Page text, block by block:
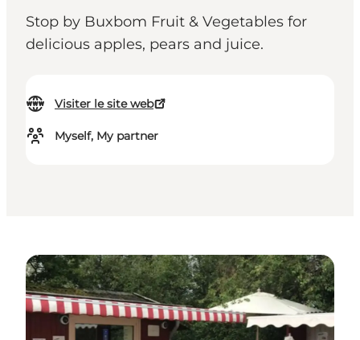
Stop by Buxbom Fruit & Vegetables for
delicious apples, pears and juice.
Visiter le site web
Myself, My partner